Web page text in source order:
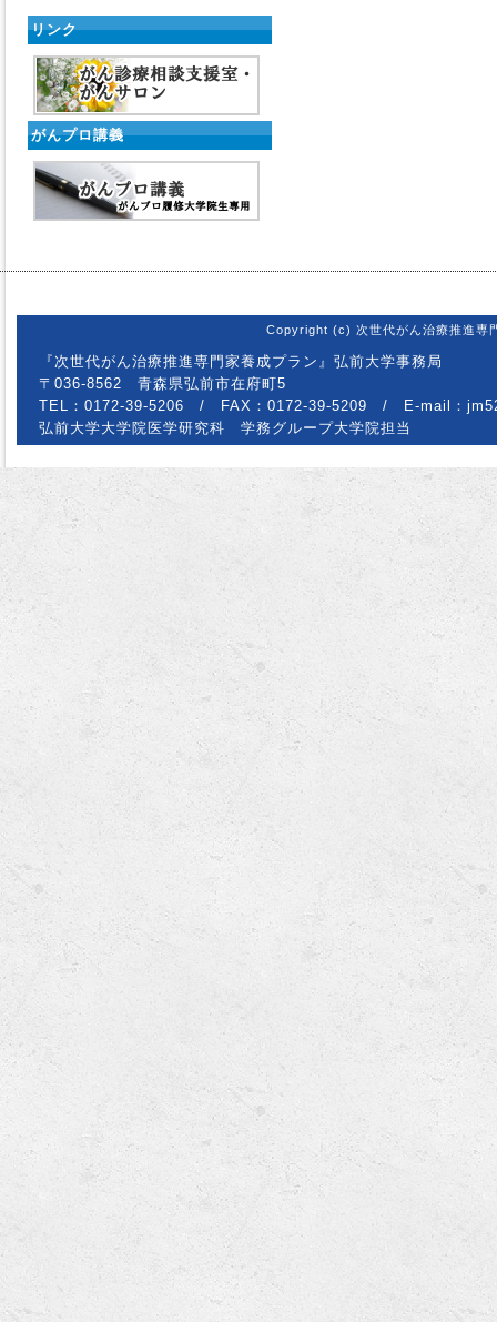
リンク
がんプロ講義
Copyright (c) 次世代がん治療推進専
『次世代がん治療推進専門家養成プラン』弘前大学事務局
〒036-8562 青森県弘前市在府町5
TEL：0172-39-5206 / FAX：0172-39-5209 / E-mail：
弘前大学大学院医学研究科 学務グループ大学院担当